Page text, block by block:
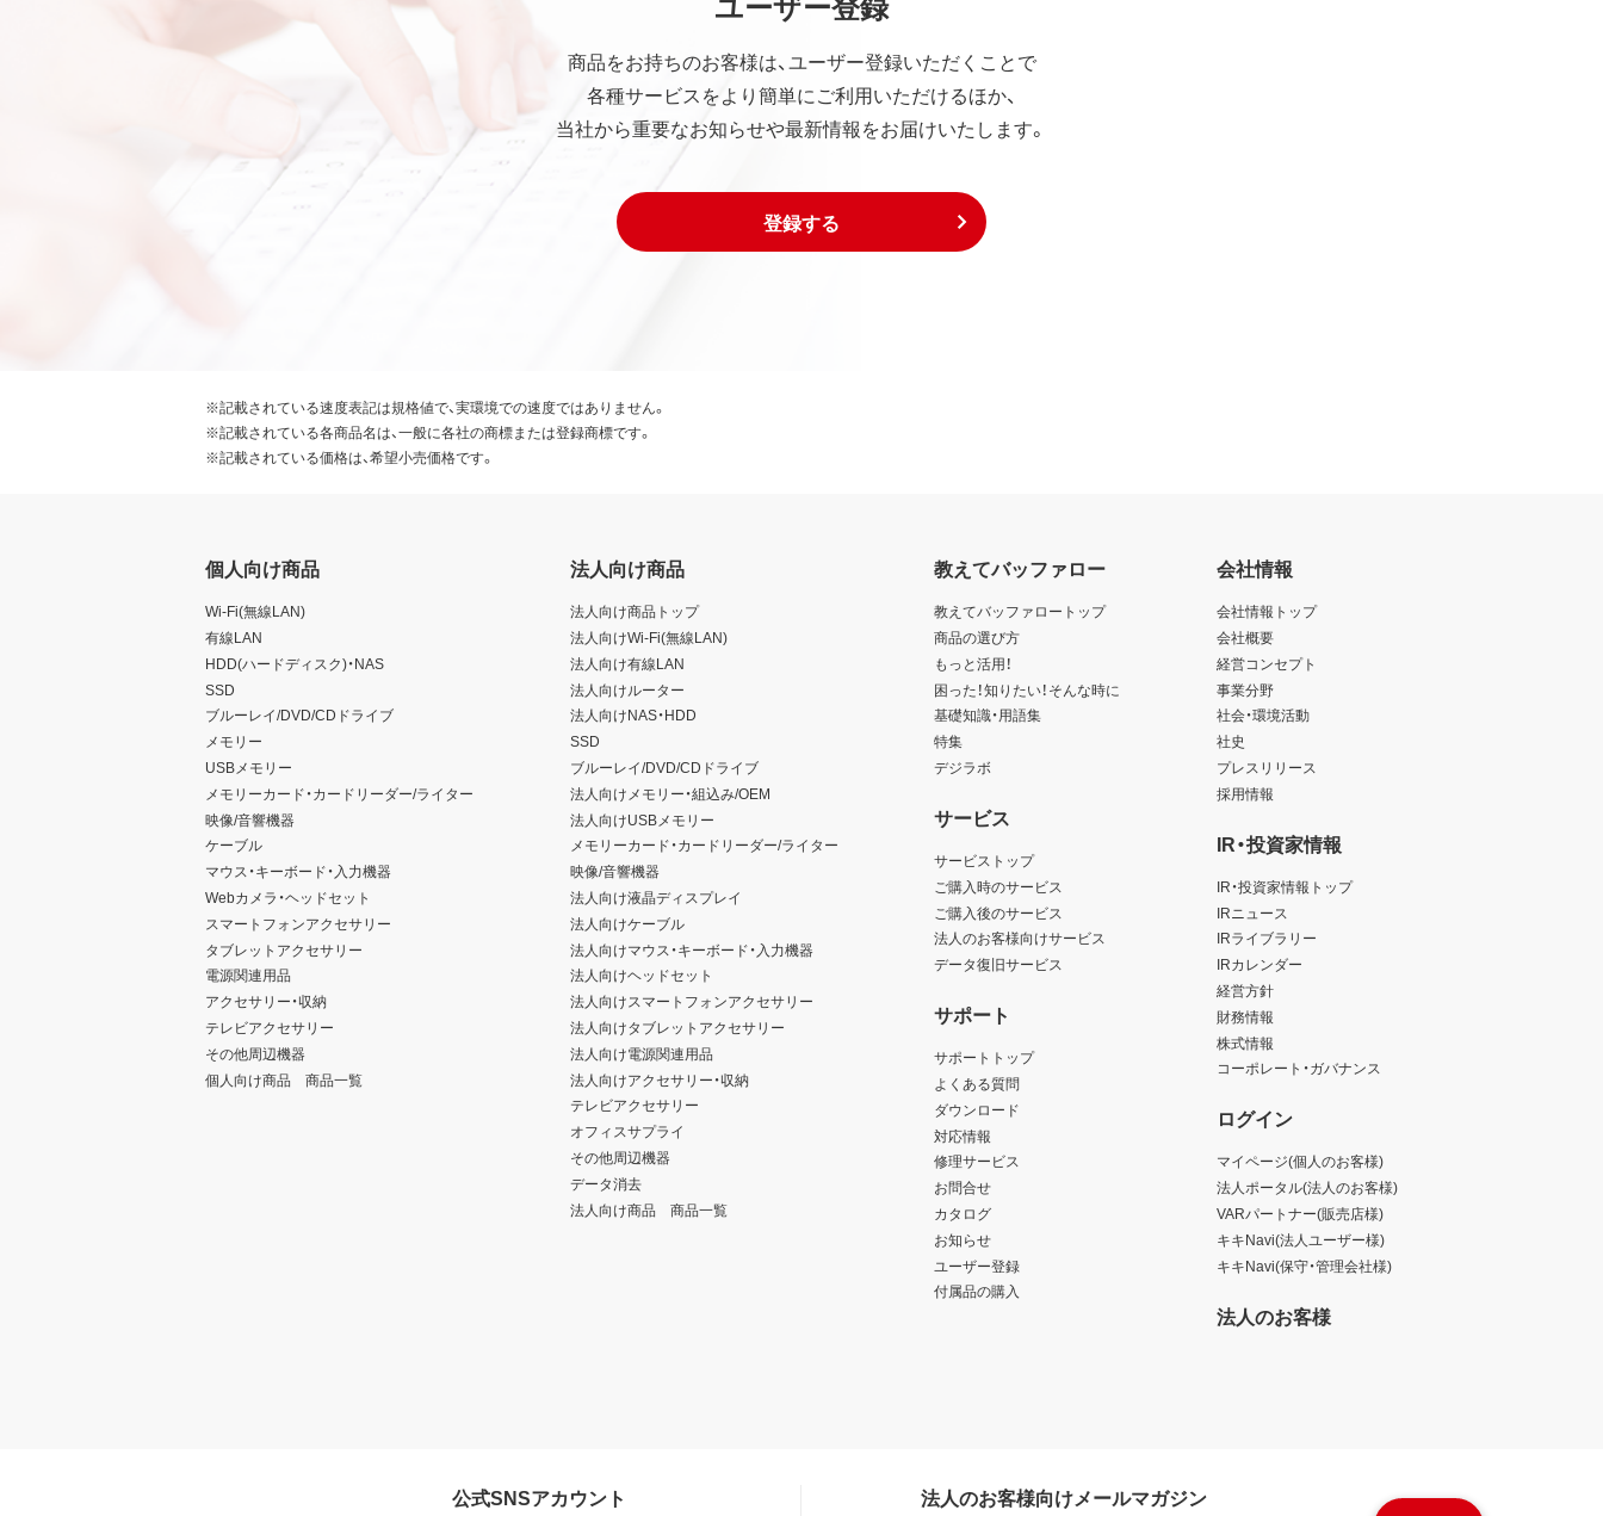
商品をお持ちのお客様は、ユーザー登録いただくことで
各種サービスをより簡単にご利用いただけるほか、
当社から重要なお知らせや最新情報をお届けいたします。
登録する
※記載されている速度表記は規格値で、実環境での速度ではありません。
※記載されている各商品名は、一般に各社の商標または登録商標です。
※記載されている価格は、希望小売価格です。
個人向け商品
Wi-Fi(無線LAN)
有線LAN
HDD(ハードディスク)・NAS
SSD
ブルーレイ/DVD/CDドライブ
メモリー
USBメモリー
メモリーカード・カードリーダー/ライター
映像/音響機器
ケーブル
マウス・キーボード・入力機器
Webカメラ・ヘッドセット
スマートフォンアクセサリー
タブレットアクセサリー
電源関連用品
アクセサリー・収納
テレビアクセサリー
その他周辺機器
個人向け商品 商品一覧
法人向け商品
法人向け商品トップ
法人向けWi-Fi(無線LAN)
法人向け有線LAN
法人向けルーター
法人向けNAS・HDD
SSD
ブルーレイ/DVD/CDドライブ
法人向けメモリー・組込み/OEM
法人向けUSBメモリー
メモリーカード・カードリーダー/ライター
映像/音響機器
法人向け液晶ディスプレイ
法人向けケーブル
法人向けマウス・キーボード・入力機器
法人向けヘッドセット
法人向けスマートフォンアクセサリー
法人向けタブレットアクセサリー
法人向け電源関連用品
法人向けアクセサリー・収納
テレビアクセサリー
オフィスサプライ
その他周辺機器
データ消去
法人向け商品 商品一覧
教えてバッファロー
教えてバッファロートップ
商品の選び方
もっと活用！
困った！知りたい！そんな時に
基礎知識・用語集
特集
デジラボ
サービス
サービストップ
ご購入時のサービス
ご購入後のサービス
法人のお客様向けサービス
データ復旧サービス
サポート
サポートトップ
よくある質問
ダウンロード
対応情報
修理サービス
お問合せ
カタログ
お知らせ
ユーザー登録
付属品の購入
会社情報
会社情報トップ
会社概要
経営コンセプト
事業分野
社会・環境活動
社史
プレスリリース
採用情報
IR・投資家情報
IR・投資家情報トップ
IRニュース
IRライブラリー
IRカレンダー
経営方針
財務情報
株式情報
コーポレート・ガバナンス
ログイン
マイページ(個人のお客様)
法人ポータル(法人のお客様)
VARパートナー(販売店様)
キキNavi(法人ユーザー様)
キキNavi(保守・管理会社様)
法人のお客様
公式SNSアカウント 法人のお客様向けメールマガジン